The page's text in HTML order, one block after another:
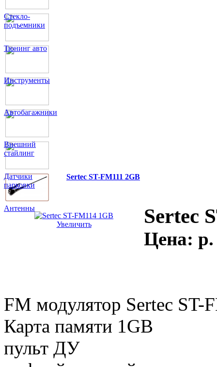
Стекло-
подъемники
Тюнинг авто
Инструменты
Автобагажники
Внешний
стайлинг
Датчики
парковки
Антенны
Sertec ST-FM111 2GB
Увеличить Sertec
Цена:p.
FM модулятор Sertec ST-
Карта памяти 1GB
пульт ДУ